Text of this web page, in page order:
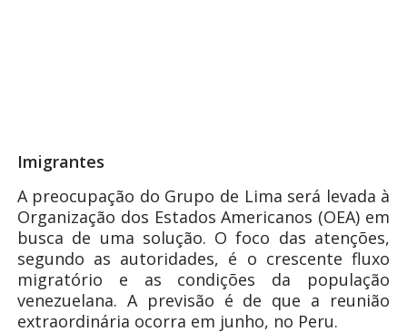
Imigrantes
A preocupação do Grupo de Lima será levada à
Organização dos Estados Americanos (OEA) em
busca de uma solução. O foco das atenções,
segundo as autoridades, é o crescente fluxo
migratório e as condições da população
venezuelana. A previsão é de que a reunião
extraordinária ocorra em junho, no Peru.